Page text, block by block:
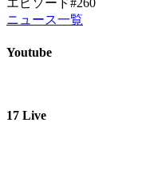
エピソード#260
ニュース一覧
Youtube
17 Live